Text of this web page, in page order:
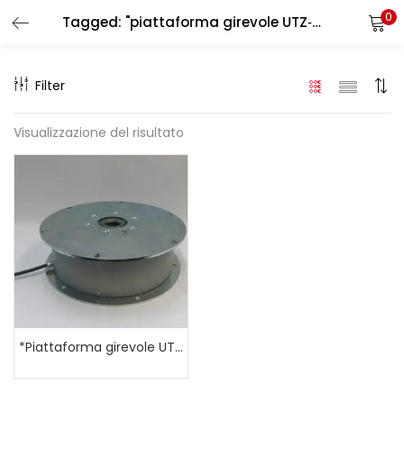
Tagged: "piattaforma girevole UTZ‑5000" 0
Filter
Visualizzazione del risultato
*Piattaforma girevole UTZ 5000 (con anello di scorrimento)
LOGIN REGISTER
Enter your username and password to login.
Remember me
Lost password?